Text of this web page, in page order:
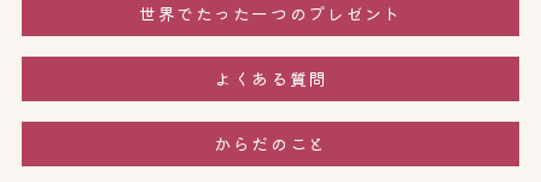
世界でたった一つのプレゼント
よくある質問
からだのこと